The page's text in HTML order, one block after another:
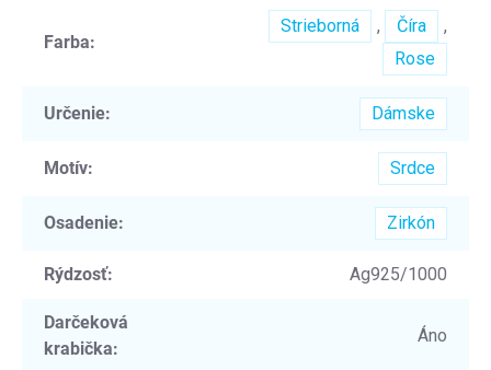
Farba:
Strieborná , Číra
,
Rose
Určenie: Dámske
Motív: Srdce
Osadenie: Zirkón
Rýdzosť: Ag925/1000
Darčeková
krabička:
Áno